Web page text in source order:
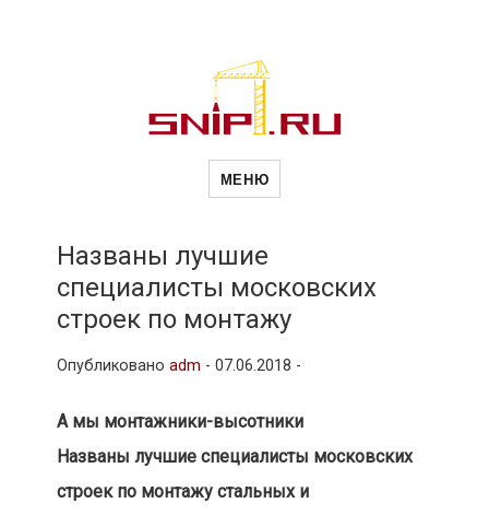
Новости
и
МЕНЮ
Названы лучшие
специалисты московских
строек по монтажу
Опубликовано adm - 07.06.2018 -
А мы монтажники-высотники
Названы лучшие специалисты московских
строек по монтажу стальных и